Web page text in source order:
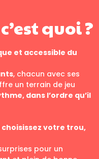
quoi ?
et accessible du
, chacun avec ses
un terrain de jeu
dans l’ordre qu’il
choisissez votre trou,
pour un